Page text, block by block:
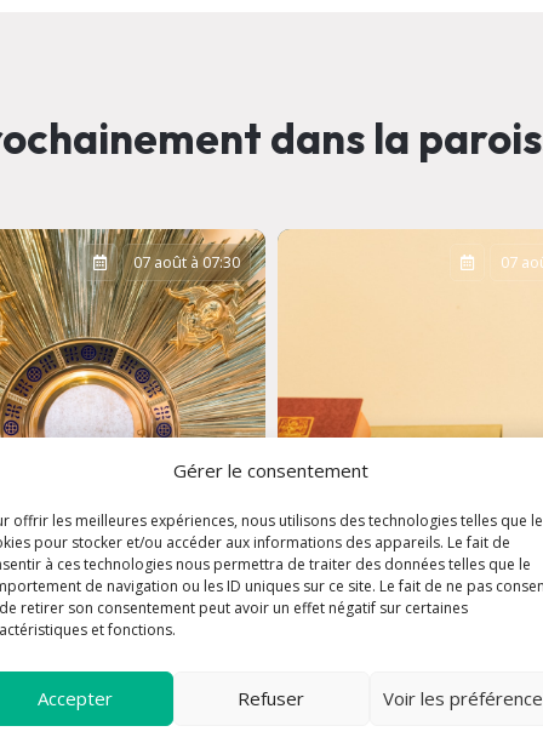
Gérer le consentement
offrir les meilleures expériences, nous utilisons des technologies telles que
pour stocker et/ou accéder aux informations des appareils. Le fait de
à ces technologies nous permettra de traiter des données telles que le
de navigation ou les ID uniques sur ce site. Le fait de ne pas
retirer son consentement peut avoir un effet négatif sur certaines
et fonctions.
Accepter Refuser Voir les
dans la
07 août à 07:30
Messe de semaine
07